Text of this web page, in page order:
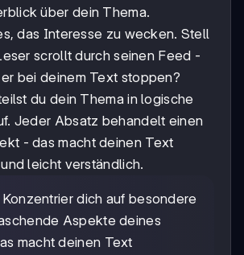
über dein Thema.
das Interesse zu wecken. Stell
scrollt durch seinen Feed -
bei deinem Text stoppen?
du dein Thema in logische
Jeder Absatz behandelt einen
- das macht deinen Text
leicht verständlich.
Konzentrier dich auf besondere
Aspekte deines
macht deinen Text